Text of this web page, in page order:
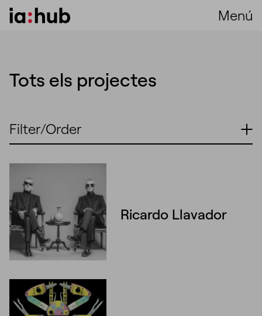
Menú
Tots els projectes
Filter/Order
Ricardo Llavador